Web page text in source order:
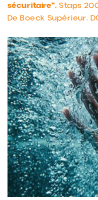
sécuritaire". Staps
De Boeck Supérieur.